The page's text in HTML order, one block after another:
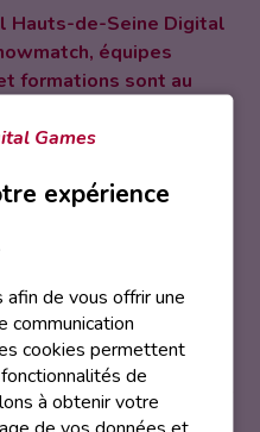
Hauts-de-Seine Digital
équipes
formations sont au
et 25 mai prochains à
un secteur en pleine
les corps de métiers, de
par le community
ou l’organisateur
compétitions sur
professionnels viendront
Games
expérience
de vous offrir une
communication
cookies permettent
de
à obtenir votre